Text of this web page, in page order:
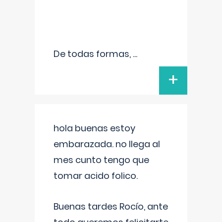
De todas formas, ...
+
hola buenas estoy
embarazada. no llega al
mes cunto tengo que
tomar acido folico.
Buenas tardes Rocío, ante